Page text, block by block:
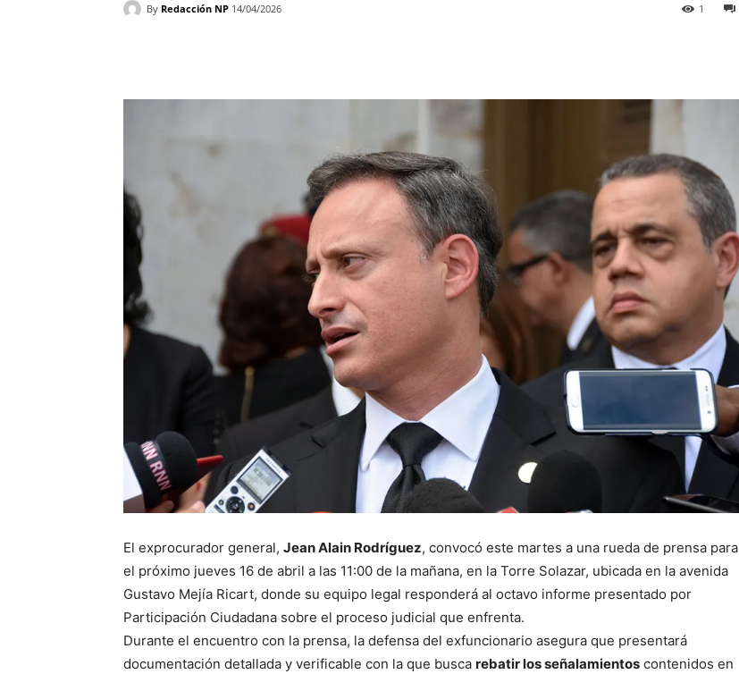
By Redacción NP 14/04/2026 1
El exprocurador general, Jean Alain Rodríguez, convocó este martes a una rueda de prensa para
el próximo jueves 16 de abril a las 11:00 de la mañana, en la Torre Solazar, ubicada en la avenida
Gustavo Mejía Ricart, donde su equipo legal responderá al octavo informe presentado por
Participación Ciudadana sobre el proceso judicial que enfrenta.
Durante el encuentro con la prensa, la defensa del exfuncionario asegura que presentará
documentación detallada y verificable con la que busca rebatir los señalamientos contenidos en